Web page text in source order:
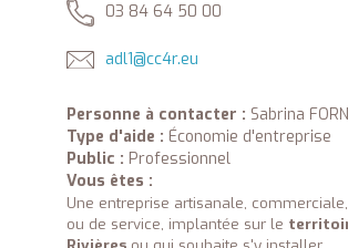
03 84 64 50 00
adl1@cc4r.eu
Personne à contacter : Sabrina
Type d'aide : Économie d'entreprise
Public : Professionnel
Vous êtes :
Une entreprise artisanale,
ou de service, implantée sur le